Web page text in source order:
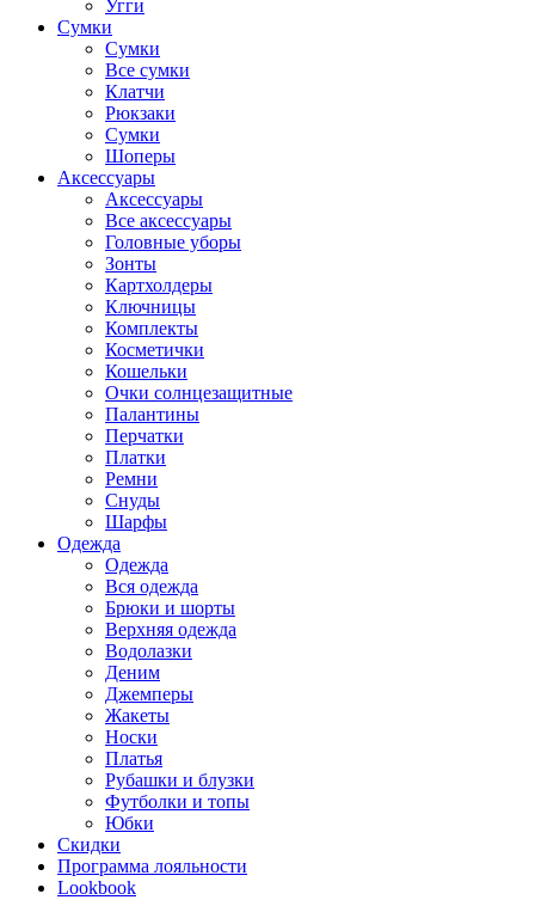
Угги
Сумки
Сумки
Все сумки
Клатчи
Рюкзаки
Сумки
Шоперы
Аксессуары
Аксессуары
Все аксессуары
Головные уборы
Зонты
Картхолдеры
Ключницы
Комплекты
Косметички
Кошельки
Очки солнцезащитные
Палантины
Перчатки
Платки
Ремни
Снуды
Шарфы
Одежда
Одежда
Вся одежда
Брюки и шорты
Верхняя одежда
Водолазки
Деним
Джемперы
Жакеты
Носки
Платья
Рубашки и блузки
Футболки и топы
Юбки
Скидки
Программа лояльности
Lookbook